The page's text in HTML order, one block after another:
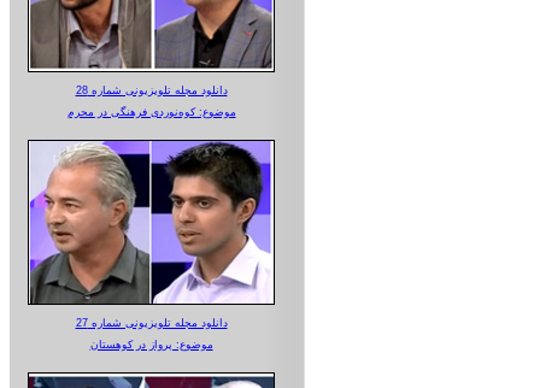
دانلود مجله تلویزیونی شماره 28
موضوع: کوه‌نوردی فرهنگی در محرم
دانلود مجله تلویزیونی شماره 27
موضوع: پرواز در کوهستان